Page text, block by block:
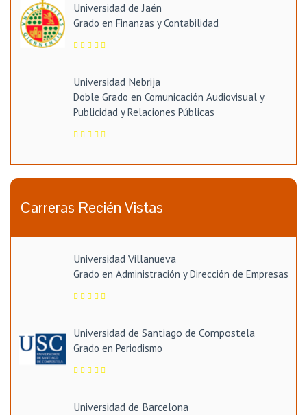
Universidad de Jaén
Grado en Finanzas y Contabilidad
Universidad Nebrija
Doble Grado en Comunicación Audiovisual y
Publicidad y Relaciones Públicas
Carreras Recién Vistas
Universidad Villanueva
Grado en Administración y Dirección de Empresas
Universidad de Santiago de Compostela
Grado en Periodismo
Universidad de Barcelona